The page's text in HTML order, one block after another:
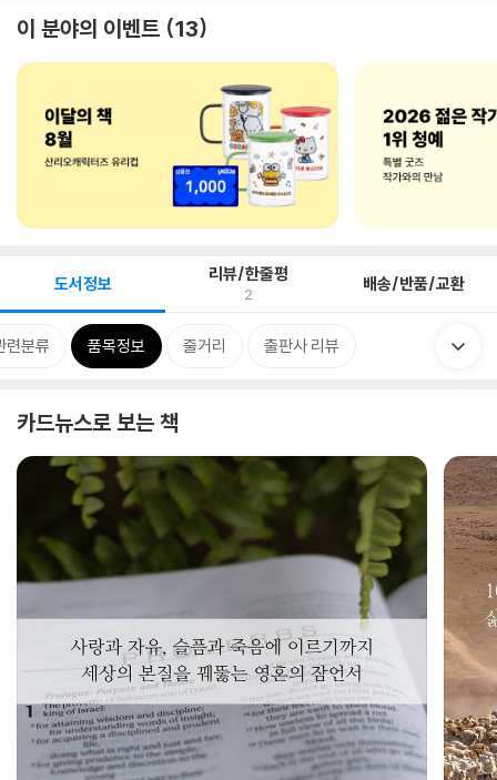
이 분야의 이벤트 13
도서정보 리뷰/한줄평
2 배송/반품/교환
련분류 품목정보 줄거리 출판사 리뷰
카드뉴스로 보는 책